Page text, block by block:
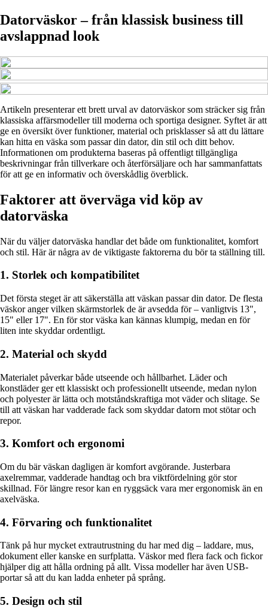
Datorväskor – från klassisk business till
avslappnad look
Artikeln presenterar ett brett urval av datorväskor som sträcker sig från
klassiska affärsmodeller till moderna och sportiga designer. Syftet är att
ge en översikt över funktioner, material och prisklasser så att du lättare
kan hitta en väska som passar din dator, din stil och ditt behov.
Informationen om produkterna baseras på offentligt tillgängliga
beskrivningar från tillverkare och återförsäljare och har sammanfattats
för att ge en informativ och överskådlig överblick.
Faktorer att överväga vid köp av
datorväska
När du väljer datorväska handlar det både om funktionalitet, komfort
och stil. Här är några av de viktigaste faktorerna du bör ta ställning till.
1. Storlek och kompatibilitet
Det första steget är att säkerställa att väskan passar din dator. De flesta
väskor anger vilken skärmstorlek de är avsedda för – vanligtvis 13",
15" eller 17". En för stor väska kan kännas klumpig, medan en för
liten inte skyddar ordentligt.
2. Material och skydd
Materialet påverkar både utseende och hållbarhet. Läder och
konstläder ger ett klassiskt och professionellt utseende, medan nylon
och polyester är lätta och motståndskraftiga mot väder och slitage. Se
till att väskan har vadderade fack som skyddar datorn mot stötar och
repor.
3. Komfort och ergonomi
Om du bär väskan dagligen är komfort avgörande. Justerbara
axelremmar, vadderade handtag och bra viktfördelning gör stor
skillnad. För längre resor kan en ryggsäck vara mer ergonomisk än en
axelväska.
4. Förvaring och funktionalitet
Tänk på hur mycket extrautrustning du har med dig – laddare, mus,
dokument eller kanske en surfplatta. Väskor med flera fack och fickor
hjälper dig att hålla ordning på allt. Vissa modeller har även USB-
portar så att du kan ladda enheter på språng.
5. Design och stil